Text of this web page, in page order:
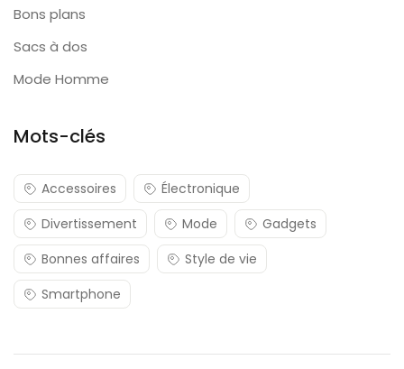
Bons plans
Sacs à dos
Mode Homme
Mots-clés
Accessoires
Électronique
Divertissement
Mode
Gadgets
Bonnes affaires
Style de vie
Smartphone